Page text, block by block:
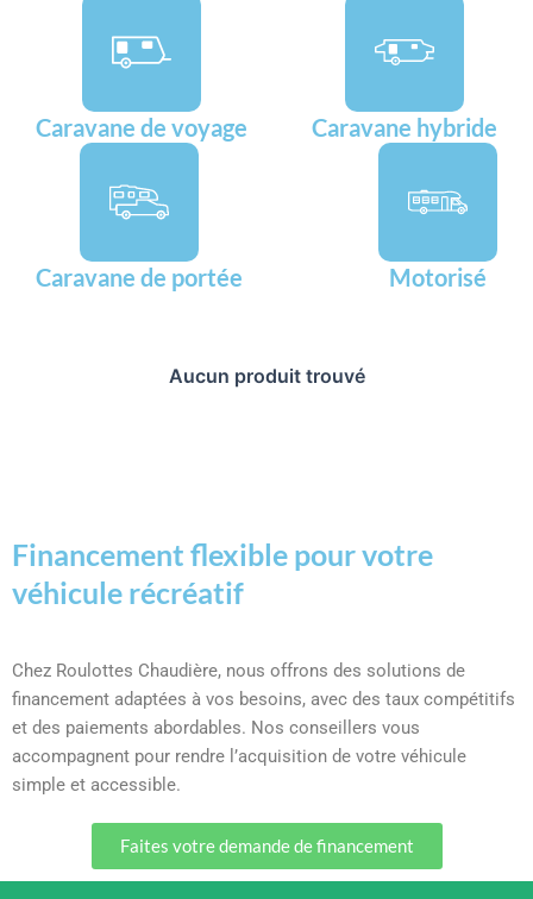
Caravane de voyage Caravane hybride
Caravane de portée Motorisé
Aucun produit trouvé
Financement flexible pour votre
véhicule récréatif
Chez Roulottes Chaudière, nous offrons des solutions de
financement adaptées à vos besoins, avec des taux compétitifs
et des paiements abordables. Nos conseillers vous
accompagnent pour rendre l’acquisition de votre véhicule
simple et accessible.
Faites votre demande de financement